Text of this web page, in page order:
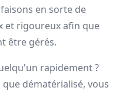
en sorte de
et rigoureux afin que
être gérés.
rapidement ?
dématérialisé, vous